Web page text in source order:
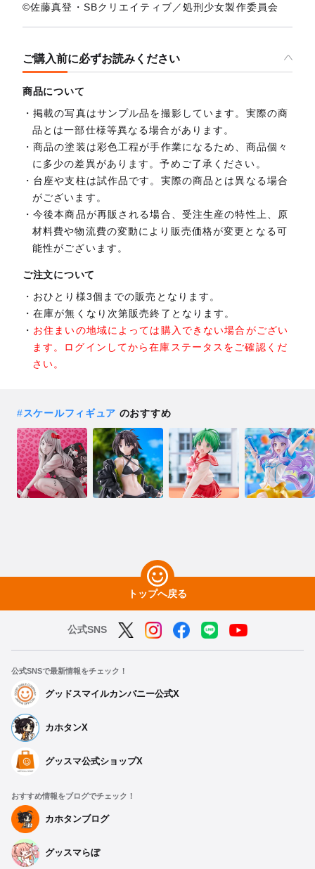
©佐藤真登・SBクリエイティブ／処刑少女製作委員会
ご購入前に必ずお読みください
商品について
掲載の写真はサンプル品を撮影しています。実際の商
品とは一部仕様等異なる場合があります。
商品の塗装は彩色工程が手作業になるため、商品個々
に多少の差異があります。予めご了承ください。
台座や支柱は試作品です。実際の商品とは異なる場合
がございます。
今後本商品が再販される場合、受注生産の特性上、原
材料費や物流費の変動により販売価格が変更となる可
能性がございます。
ご注文について
おひとり様3個までの販売となります。
在庫が無くなり次第販売終了となります。
お住まいの地域によっては購入できない場合がござい
ます。ログインしてから在庫ステータスをご確認くだ
さい。
#スケールフィギュア のおすすめ
トップへ戻る
公式SNS
公式SNSで最新情報をチェック！
グッドスマイルカンパニー公式X
カホタンX
グッスマ公式ショップX
おすすめ情報をブログでチェック！
カホタンブログ
グッスマらぼ